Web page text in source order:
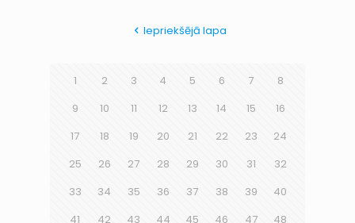
Iepriekšējā lapa
1 2 3 4 5 6 7
8
9
10 11 12 13 14 15
16
17
18 19 20 21 22 23
24
25
26 27 28 29 30 31
32
33
34 35 36 37 38 39
40
41
42 43 44 45 46 47
48